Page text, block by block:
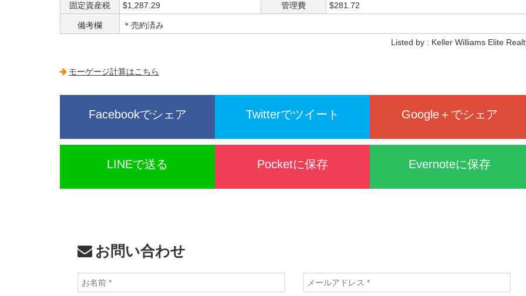
固定資産税 $1,287.29 管理費 $281.72
備考欄
＊売約済み
Listed by : Keller Williams Elite
モーゲージ計算はこちら
Facebookでシェア Twitterでツイート Google＋でシェア
LINEで送る Pocketに保存 Evernoteに保存
お問い合わせ